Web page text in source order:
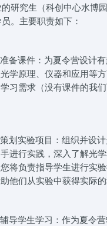
研究生（科创中心水博
。主要职责如下：
准备课件：为夏令营设计
学原理、仪器和应用等
习需求（没有课件的我
策划实验项目：组织并设
进行实践，深入了解光
将负责指导学生进行实
他们从实验中获得实际的
辅导学生学习：作为夏令